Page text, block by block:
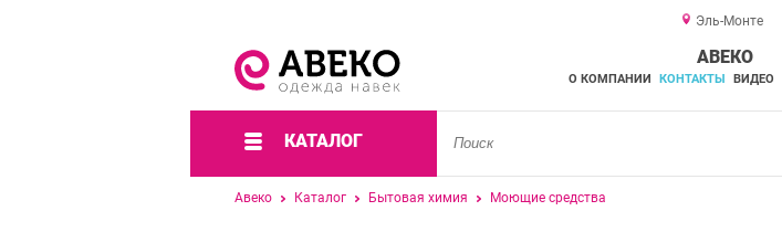
Эль-Монте
АВЕКО
О КОМПАНИИ КОНТАКТЫ ВИДЕО
КАТАЛОГ
Авеко Каталог Бытовая химия Моющие средства